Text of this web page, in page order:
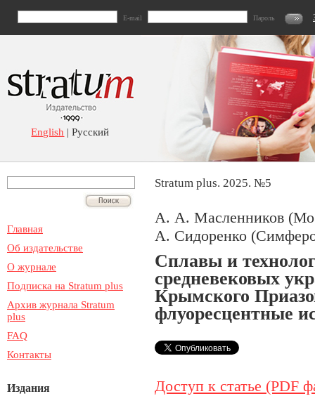
E-mail Пароль
English | Русский
Главная
Об издательстве
О журнале
Подписка на Stratum plus
Архив журнала Stratum
plus
FAQ
Контакты
Издания
Stratum plus. 2025. №5
А. А. Масленников
А. Сидоренко
Сплавы и
средневековых
Крымского
флуоресцентные
Доступ к статье (PDF